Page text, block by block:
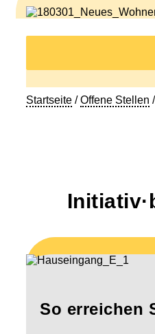
Startseite /Offene Stellen /
So erreichen